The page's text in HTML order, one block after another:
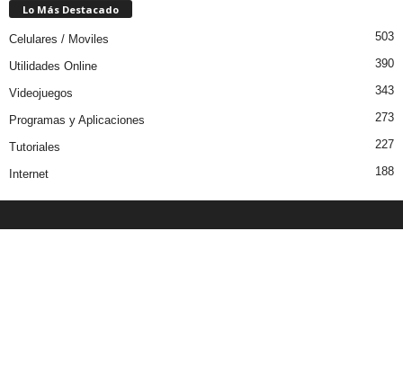
Lo Más Destacado
Celulares / Moviles 503
Utilidades Online 390
Videojuegos 343
Programas y Aplicaciones 273
Tutoriales 227
Internet 188